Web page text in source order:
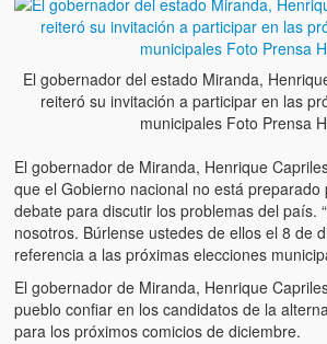
Blog. (Todos Unidos por Venezuela
Acerca de este blog (About this Blog)
Artículos
Teques)
Hablé con Chavistas (I spoke with
La burla del Chavez “tan amante de los
Chavez “such a children lover”)
Los niños de las calles de Venezuela
El gobernador del estado Miranda,
reiteró su invitación a participar en las
municipales Foto Prensa
El gobernador de Miranda, Henrique
que el Gobierno nacional no está preparado
debate para discutir los problemas del país.
nosotros. Búrlense ustedes de ellos el 8 de
referencia a las próximas elecciones
El gobernador de Miranda, Henrique
pueblo confiar en los candidatos de la
para los próximos comicios de diciembre.